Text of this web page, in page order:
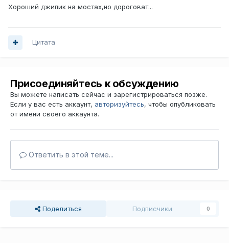
Хороший джипик на мостах,но дороговат...
Цитата
Присоединяйтесь к обсуждению
Вы можете написать сейчас и зарегистрироваться позже.
Если у вас есть аккаунт, авторизуйтесь, чтобы опубликовать
от имени своего аккаунта.
Ответить в этой теме...
Поделиться Подписчики 0